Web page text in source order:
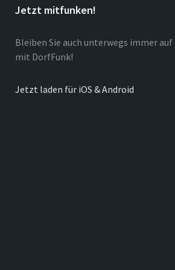
Jetzt mitfunken!
Bleiben Sie auch unterwegs immer auf
mit DorfFunk!
Jetzt laden für iOS & Android